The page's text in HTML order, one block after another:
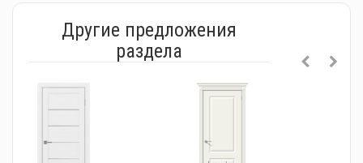
Другие предложения
раздела